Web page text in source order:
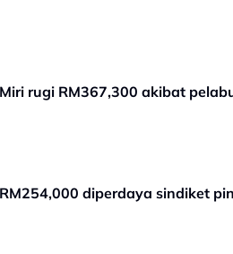
rugi RM367,300 akibat
diperdaya sindiket